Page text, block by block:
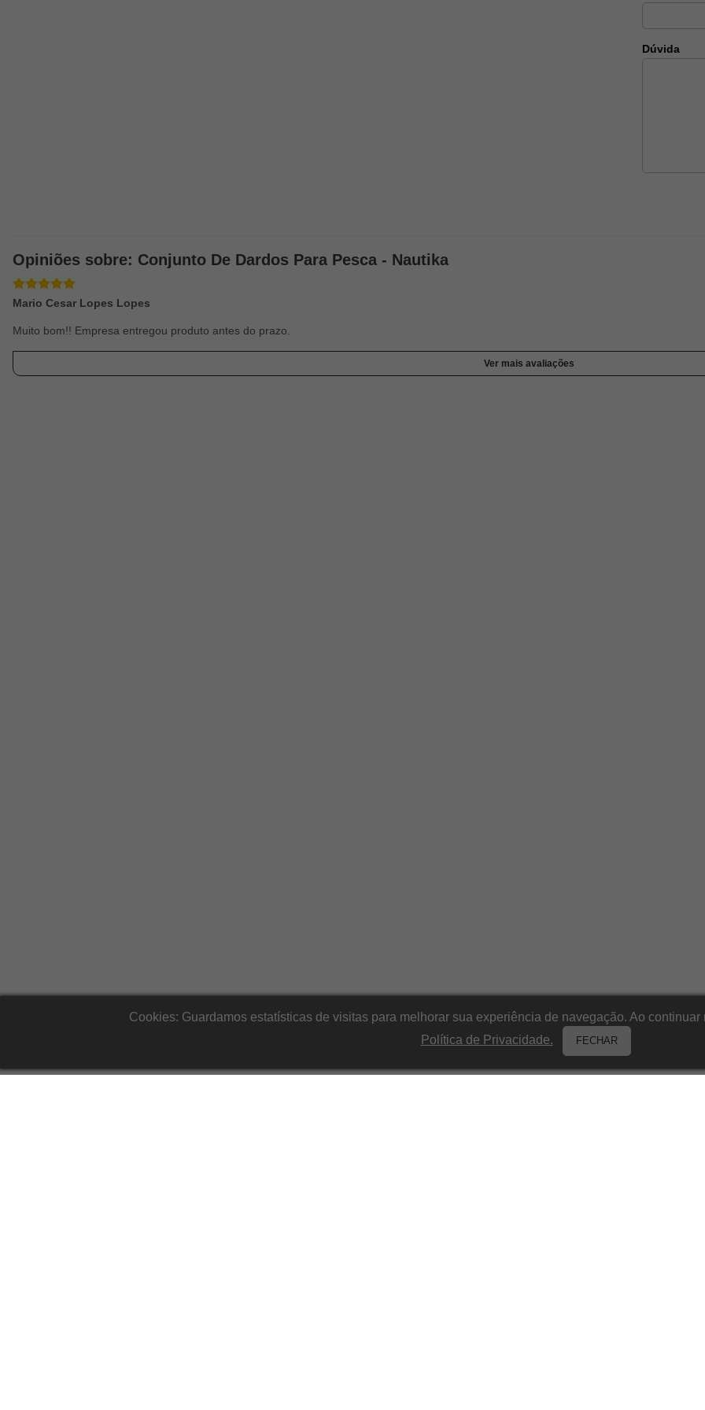
Dúvida
Opiniões sobre: Conjunto De Dardos Para Pesca - Nautika
Mario Cesar Lopes Lopes
Muito bom!! Empresa entregou produto antes do prazo.
Ver mais avaliações
Cookies: Guardamos estatísticas de visitas para melhorar sua experiência de navegação. Ao
Política de Privacidade.
FECHAR